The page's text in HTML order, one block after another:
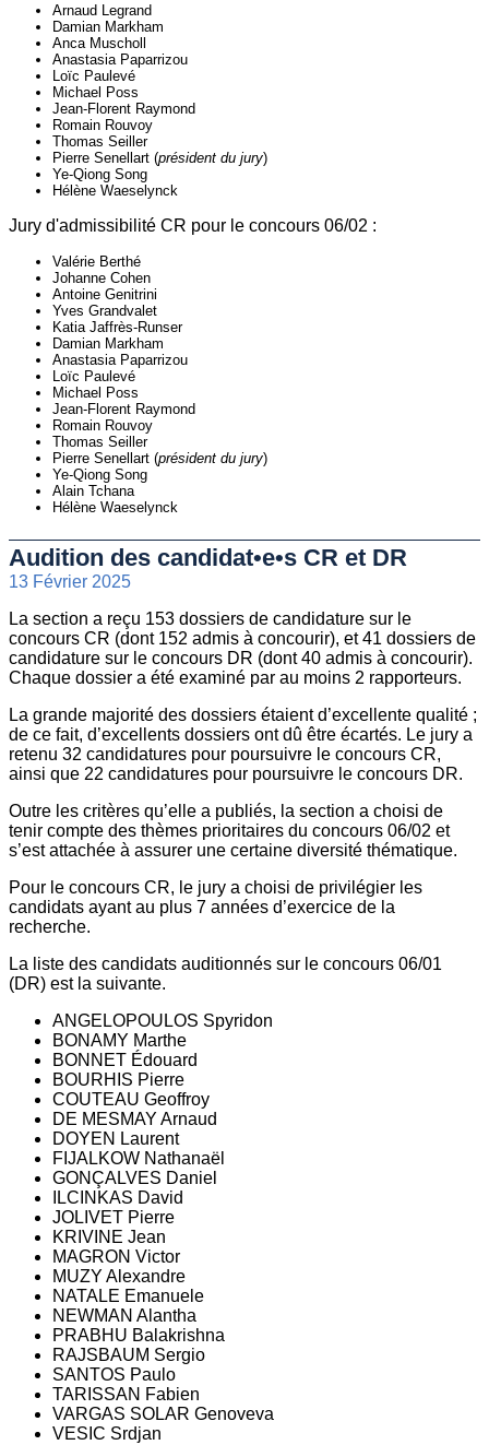
Arnaud Legrand
Damian Markham
Anca Muscholl
Anastasia Paparrizou
Loïc Paulevé
Michael Poss
Jean-Florent Raymond
Romain Rouvoy
Thomas Seiller
Pierre Senellart (président du jury)
Ye-Qiong Song
Hélène Waeselynck
Jury d'admissibilité CR pour le concours 06/02 :
Valérie Berthé
Johanne Cohen
Antoine Genitrini
Yves Grandvalet
Katia Jaffrès-Runser
Damian Markham
Anastasia Paparrizou
Loïc Paulevé
Michael Poss
Jean-Florent Raymond
Romain Rouvoy
Thomas Seiller
Pierre Senellart (président du jury)
Ye-Qiong Song
Alain Tchana
Hélène Waeselynck
Audition des candidat•e•s CR et DR
13 Février 2025
La section a reçu 153 dossiers de candidature sur le
concours CR (dont 152 admis à concourir), et 41 dossiers de
candidature sur le concours DR (dont 40 admis à concourir).
Chaque dossier a été examiné par au moins 2 rapporteurs.
La grande majorité des dossiers étaient d’excellente qualité ;
de ce fait, d’excellents dossiers ont dû être écartés. Le jury a
retenu 32 candidatures pour poursuivre le concours CR,
ainsi que 22 candidatures pour poursuivre le concours DR.
Outre les critères qu’elle a publiés, la section a choisi de
tenir compte des thèmes prioritaires du concours 06/02 et
s’est attachée à assurer une certaine diversité thématique.
Pour le concours CR, le jury a choisi de privilégier les
candidats ayant au plus 7 années d’exercice de la
recherche.
La liste des candidats auditionnés sur le concours 06/01
(DR) est la suivante.
ANGELOPOULOS Spyridon
BONAMY Marthe
BONNET Édouard
BOURHIS Pierre
COUTEAU Geoffroy
DE MESMAY Arnaud
DOYEN Laurent
FIJALKOW Nathanaël
GONÇALVES Daniel
ILCINKAS David
JOLIVET Pierre
KRIVINE Jean
MAGRON Victor
MUZY Alexandre
NATALE Emanuele
NEWMAN Alantha
PRABHU Balakrishna
RAJSBAUM Sergio
SANTOS Paulo
TARISSAN Fabien
VARGAS SOLAR Genoveva
VESIC Srdjan